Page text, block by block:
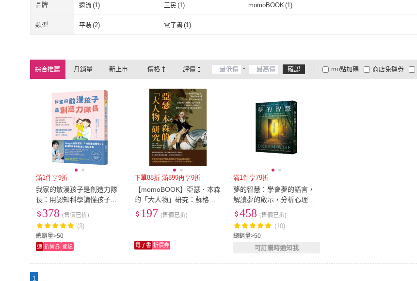
品牌 遠流(1) 三民 (1) momoBOOK (1)
遠流 三民(
類型 平裝(2) 電子書(1)
綜合推薦 月銷量 新上市 價格 評價 ~ 確認 mo點加碼
大家電安心配
大家電快配
商店免運券
滿1件享9折
我家的散漫孩子是創造力隊
長：用認知科學讀懂孩子內
心、改變生活習慣、提升學
習成就感
總銷量>50
378 (售價已折)
(3)
速 折價券 登記
下單88折 滿899再享9折
【momoBOOK】亞瑟．本森
的「大人物」研究：蘇格拉
底、米開朗基羅、華盛頓、
李文斯頓、戈登將軍…(電子
197 (售價已折)
電子書 折價券
滿1件享79折
夢的智慧：學會夢的語言，
解讀夢的啟示，分析心理學
大師榮格探索夢境的69把鑰
總銷量>50
458 (售價已折)
(10)
可訂購時通知我
1